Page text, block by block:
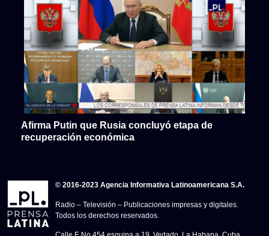
Afirma Putin que Rusia concluyó etapa de
recuperación económica
© 2016-2023 Agencia Informativa Latinoamericana S.A.
Radio – Televisión – Publicaciones impresas y digitales.
Todos los derechos reservados.